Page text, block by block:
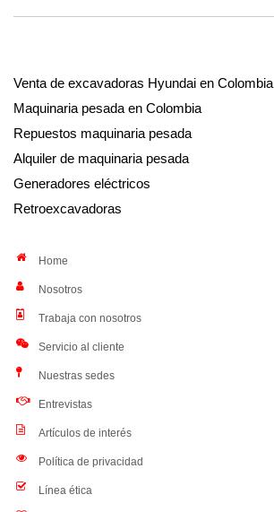
Venta de excavadoras Hyundai en Colombia
Maquinaria pesada en Colombia
Repuestos maquinaria pesada
Alquiler de maquinaria pesada
Generadores eléctricos
Retroexcavadoras
Home
Nosotros
Trabaja con nosotros
Servicio al cliente
Nuestras sedes
Entrevistas
Artículos de interés
Política de privacidad
Línea ética